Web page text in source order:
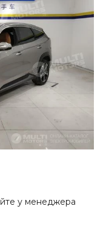
у менеджера